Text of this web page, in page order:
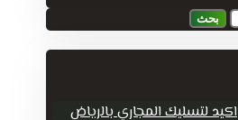
اكيد لتسليك المجاري بالرياض